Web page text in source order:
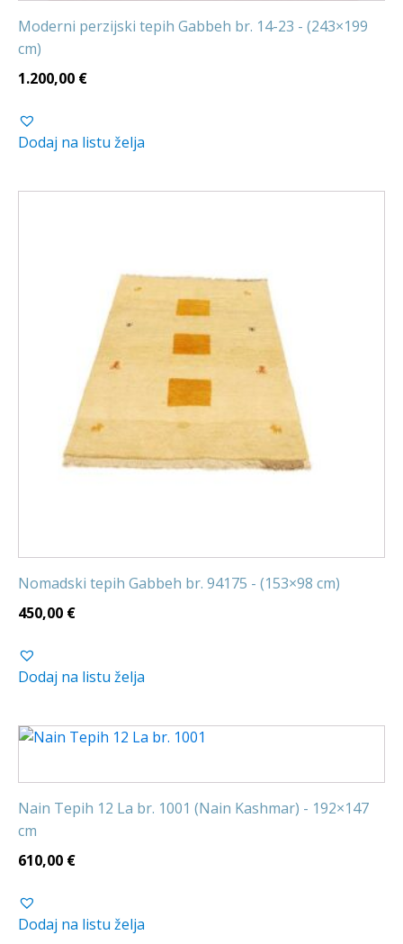
Moderni perzijski tepih Gabbeh br. 14-23 - (243×199
cm)
1.200,00 €
Dodaj na listu želja
Nomadski tepih Gabbeh br. 94175 - (153×98 cm)
450,00 €
Dodaj na listu želja
Nain Tepih 12 La br. 1001 (Nain Kashmar) - 192×147
cm
610,00 €
Dodaj na listu želja